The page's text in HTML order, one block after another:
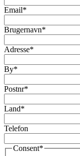
Email*
Brugernavn*
Adresse*
By*
Postnr*
Land*
Telefon
Consent*